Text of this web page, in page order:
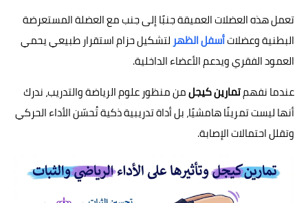
تعمل هذه العضلات العميقة جنبًا إلى جنب مع العضلة المستعرضة
البطنية وعضلاتأسفل الظهرلتشكيل حزام استقرار طبيعي يحمي
العمود الفقري ويدعم الأعضاء الداخلية.
عندما نفهمتمارين كيجلمن منظور علوم الرياضة والتدريب، ندرك
أنها ليست تمرينًا هامشيًا، بل أداة تدريبية ذكية تُحسّن الأداء الحركي
وتقلل احتمالات الإصابة.